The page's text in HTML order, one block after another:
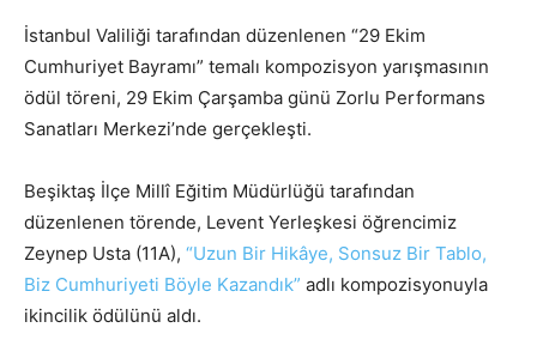
İstanbul Valiliği tarafından düzenlenen “29 Ekim
Cumhuriyet Bayramı” temalı kompozisyon yarışmasının
ödül töreni, 29 Ekim Çarşamba günü Zorlu Performans
Sanatları Merkezi’nde gerçekleşti.
Beşiktaş İlçe Millî Eğitim Müdürlüğü tarafından
düzenlenen törende, Levent Yerleşkesi öğrencimiz
Zeynep Usta (11A), “Uzun Bir Hikâye, Sonsuz Bir Tablo,
Biz Cumhuriyeti Böyle Kazandık” adlı kompozisyonuyla
ikincilik ödülünü aldı.